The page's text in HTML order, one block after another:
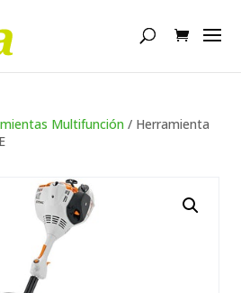
Multifunción / Herramienta